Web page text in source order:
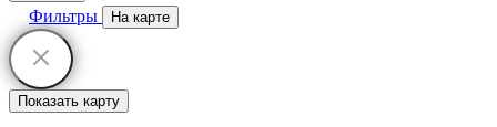
Фильтры На карте
Показать карту